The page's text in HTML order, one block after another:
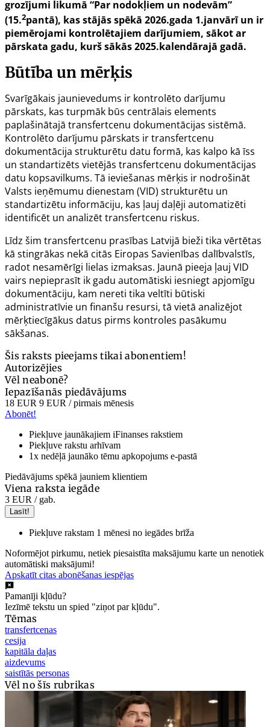
grozījumi likumā “Par nodokļiem un nodevām”
(15.2pantā), kas stājās spēkā 2026.gada 1.janvārī un ir
piemērojami kontrolētajiem darījumiem, sākot ar
pārskata gadu, kurš sākās 2025.kalendārajā gadā.
Būtība un mērķis
Svarīgākais jaunievedums ir kontrolēto darījumu
pārskats, kas turpmāk būs centrālais elements
paplašinātajā transfertcenu dokumentācijas sistēmā.
Kontrolēto darījumu pārskats ir transfertcenu
dokumentācija strukturētu datu formā, kas kalpo kā īss
un standartizēts vietējās transfertcenu dokumentācijas
datu kopsavilkums. Tā ieviešanas mērķis ir nodrošināt
Valsts ieņēmumu dienestam (VID) strukturētu un
standartizētu informāciju, kas ļauj daļēji automatizēti
identificēt un analizēt transfertcenu riskus.
Līdz šim transfertcenu prasības Latvijā bieži tika vērtētas
kā stingrākas nekā citās Eiropas Savienības dalībvalstīs,
radot nesamērīgi lielas izmaksas. Jaunā pieeja ļauj VID
vairs nepieprasīt ik gadu automātiski iesniegt apjomīgu
dokumentāciju, kam nereti tika veltīti būtiski
administratīvie un finanšu resursi, tā vietā analizējot
mērķtiecīgākus datus pirms kontroles pasākumu
sākšanas.
Šis raksts pieejams tikai abonentiem!
Autorizējies
Vēl neabonē?
Iepazīšanās piedāvājums
18 EUR 9 EUR / pirmais mēnesis
Abonēt!
Piekļuve jaunākajiem iFinanses rakstiem
Piekļuve rakstu arhīvam
1x nedēļā jaunāko tēmu apkopojums e-pastā
Piedāvājums spēkā jauniem klientiem
Viena raksta iegāde
3 EUR / gab.
Lasīt!
Piekļuve rakstam 1 mēnesi no iegādes brīža
Noformējot pirkumu, netiek piesaistīta maksājumu karte un nenotiek
automātiski maksājumi!
Apskatīt citas abonēšanas iespējas
Pamanīji kļūdu?
Iezīmē tekstu un spied "ziņot par kļūdu".
Tēmas
transfertcenas
cesija
kapitāla daļas
aizdevums
saistītās personas
Vēl no šīs rubrikas